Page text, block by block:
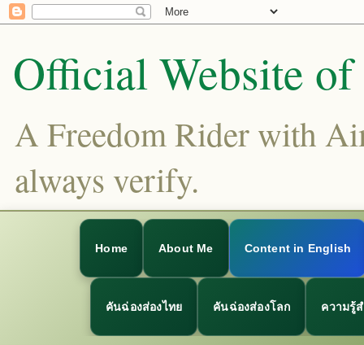
Official Website
A Freedom Rider with
always verify.
Home About Me Content in English
คันฉ่องส่องไทย คันฉ่องส่องโลก ความรู้